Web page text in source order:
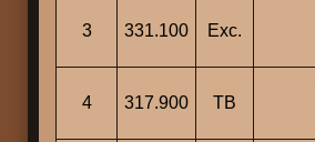
3 331.100 Exc.
4 317.900 TB